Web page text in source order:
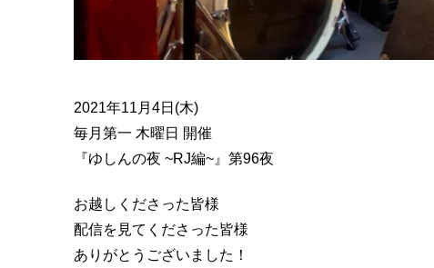
2021年11月4日(木)
毎月第一 木曜日 開催
『ゆしんの夜 ~RJ編~』第96夜
お越しくださった皆様
配信を見てくださった皆様
ありがとうございました！